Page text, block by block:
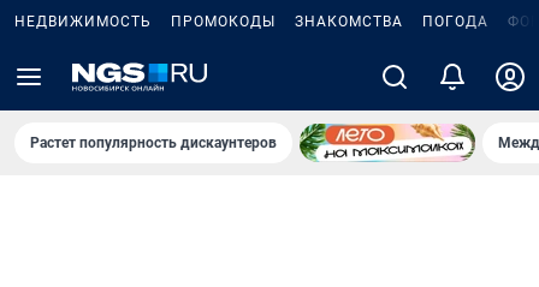
НЕДВИЖИМОСТЬ ПРОМОКОДЫ ЗНАКОМСТВА ПОГОДА
Растет популярность дискаунтеров